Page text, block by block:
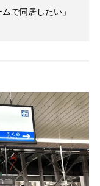
で同居したい」